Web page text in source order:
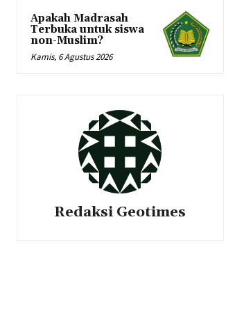
Apakah Madrasah
Terbuka untuk siswa
non-Muslim?
Kamis, 6 Agustus 2026
Redaksi Geotimes